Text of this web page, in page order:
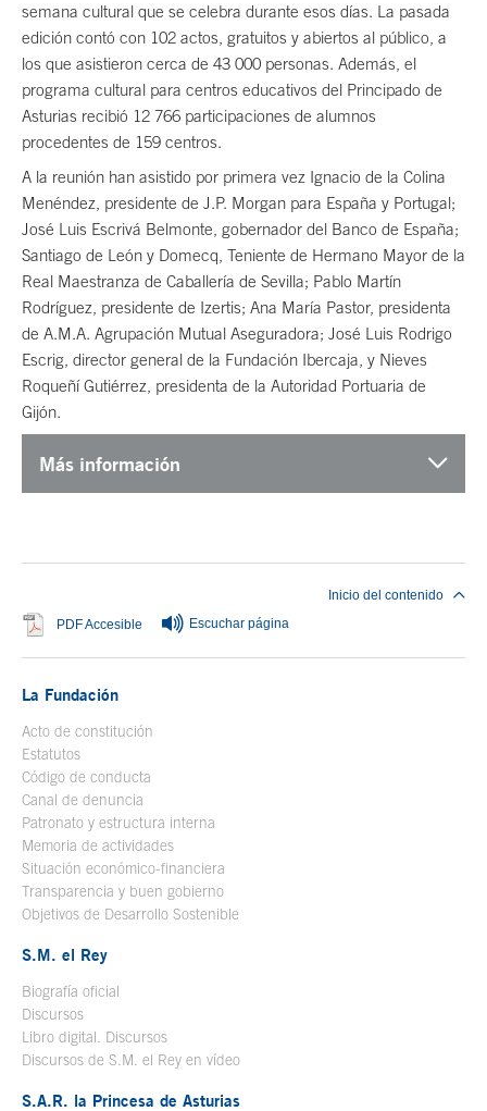
semana cultural que se celebra durante esos días. La pasada
edición contó con 102 actos, gratuitos y abiertos al público, a
los que asistieron cerca de 43 000 personas. Además, el
programa cultural para centros educativos del Principado de
Asturias recibió 12 766 participaciones de alumnos
procedentes de 159 centros.
A la reunión han asistido por primera vez Ignacio de la Colina
Menéndez, presidente de J.P. Morgan para España y Portugal;
José Luis Escrivá Belmonte, gobernador del Banco de España;
Santiago de León y Domecq, Teniente de Hermano Mayor de la
Real Maestranza de Caballería de Sevilla; Pablo Martín
Rodríguez, presidente de Izertis; Ana María Pastor, presidenta
de A.M.A. Agrupación Mutual Aseguradora; José Luis Rodrigo
Escrig, director general de la Fundación Ibercaja, y Nieves
Roqueñí Gutiérrez, presidenta de la Autoridad Portuaria de
Gijón.
Más información
PDF Accesible Se abre en ventana nueva
Escuchar página
Inicio del contenido
La Fundación
Acto de constitución
Estatutos
Código de conducta
Canal de denuncia
Patronato y estructura interna
Memoria de actividades
Situación económico-financiera
Transparencia y buen gobierno
Objetivos de Desarrollo Sostenible
S.M. el Rey
Biografía oficial
Discursos
Libro digital. Discursos
Discursos de S.M. el Rey en vídeo
S.A.R. la Princesa de Asturias